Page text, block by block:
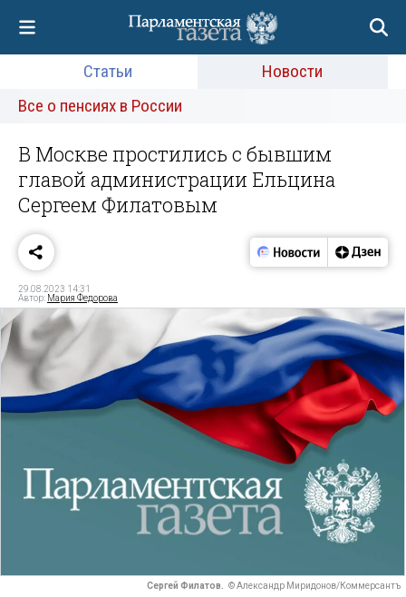
Статьи
Новости
Все о пенсиях в России
В Москве простились с бывшим
главой администрации Ельцина
Сергеем Филатовым
29.08.2023 14:31
Автор: Мария Федорова
Сергей Филатов. © Александр Миридонов/Коммерсантъ